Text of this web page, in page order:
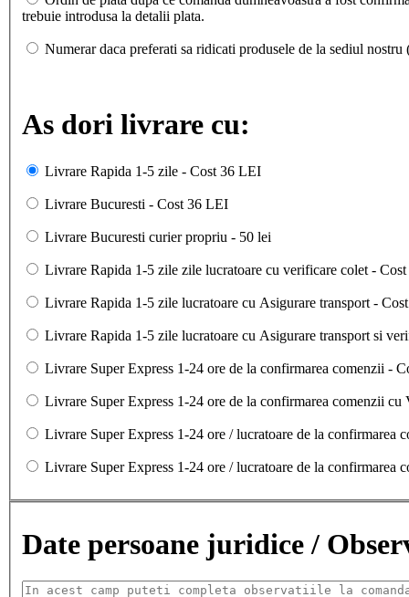
trebuie introdusa la detalii plata.
Numerar daca preferati sa ridicati produsele de la sediul
As dori livrare cu:
Livrare Rapida 1-5 zile - Cost 36 LEI
Livrare Bucuresti - Cost 36 LEI
Livrare Bucuresti curier propriu - 50 lei
Livrare Rapida 1-5 zile zile lucratoare cu verificare colet -
Livrare Rapida 1-5 zile lucratoare cu Asigurare transport -
Livrare Rapida 1-5 zile lucratoare cu Asigurare transport si
Livrare Super Express 1-24 ore de la confirmarea comenzii -
Livrare Super Express 1-24 ore de la confirmarea comenzii
Livrare Super Express 1-24 ore / lucratoare de la confirmarea
Livrare Super Express 1-24 ore / lucratoare de la
Date persoane juridice /